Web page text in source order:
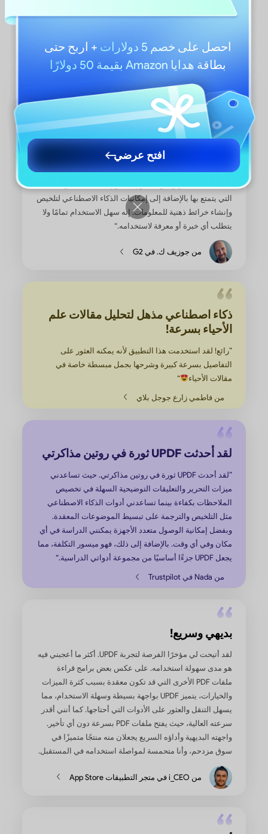
لـ PDFescape احصل على خصم 5 دولارات
+ اربح حتى
بطاقة هدايا Amazon بقيمة 50 دولارًا
افتح عرضي